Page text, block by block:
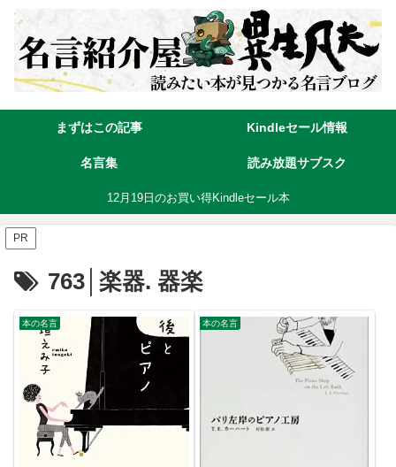
まずはこの記事 Kindleセール情報
名言集 読み放題サブスク
12月19日のお買い得Kindleセール本
PR
763│楽器. 器楽
本の名言 本の名言